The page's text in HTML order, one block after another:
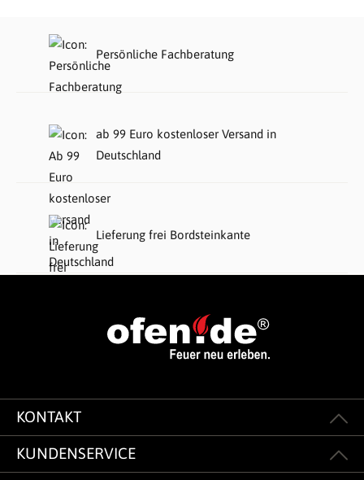
Persönliche Fachberatung
ab 99 Euro kostenloser Versand in
Deutschland
Lieferung frei Bordsteinkante
KONTAKT
KUNDENSERVICE